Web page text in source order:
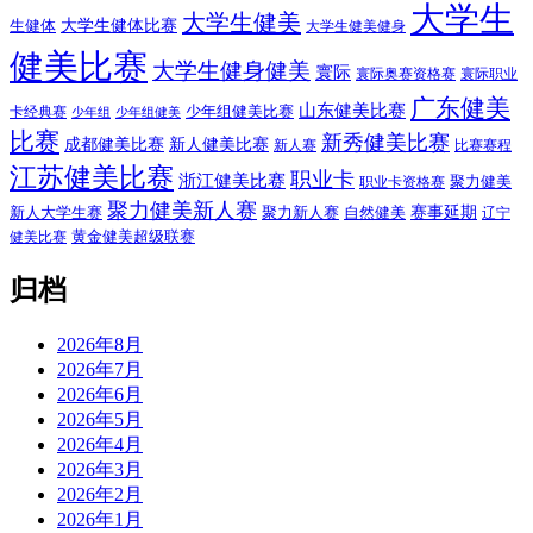
生健体 大学生健体比赛 大学生健美 大学生健美健身 大学生
健美比赛 大学生健身健美 寰际 寰际奥赛资格赛 寰际职业
卡经典赛 少年组 少年组健美 少年组健美比赛 山东健美比赛 广东健美
比赛 成都健美比赛 新人健美比赛 新人赛 新秀健美比赛 比赛赛程
江苏健美比赛 浙江健美比赛 职业卡 职业卡资格赛 聚力健美
新人大学生赛 聚力健美新人赛 聚力新人赛 自然健美 赛事延期 辽宁
健美比赛 黄金健美超级联赛
归档
2026年8月
2026年7月
2026年6月
2026年5月
2026年4月
2026年3月
2026年2月
2026年1月